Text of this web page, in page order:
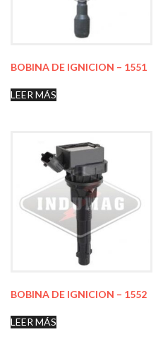
BOBINA DE IGNICION – 1551
LEER MÁS
BOBINA DE IGNICION – 1552
LEER MÁS